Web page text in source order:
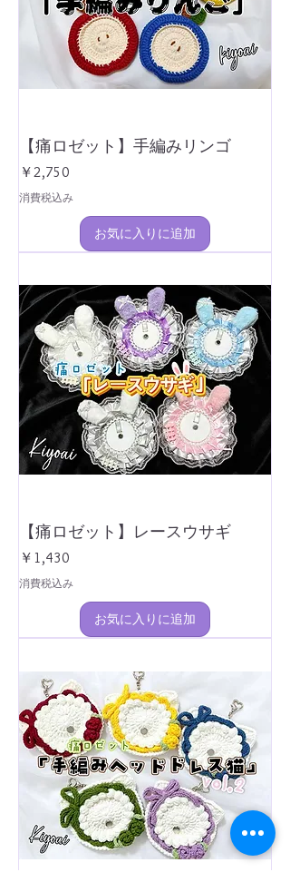
【痛ロゼット】手編みリンゴ
価格
￥2,750
消費税込み
お気に入りに追加
【痛ロゼット】レースウサギ
価格
￥1,430
消費税込み
お気に入りに追加